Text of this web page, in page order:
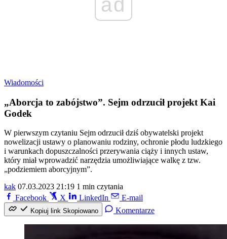
ad
Wiadomości
„Aborcja to zabójstwo”. Sejm odrzucił projekt Kai
Godek
W pierwszym czytaniu Sejm odrzucił dziś obywatelski projekt
nowelizacji ustawy o planowaniu rodziny, ochronie płodu ludzkiego
i warunkach dopuszczalności przerywania ciąży i innych ustaw,
który miał wprowadzić narzędzia umożliwiające walkę z tzw.
„podziemiem aborcyjnym”.
kak 07.03.2023 21:19 1 min czytania
Facebook
X LinkedIn E-mail
Kopiuj link Skopiowano Komentarze